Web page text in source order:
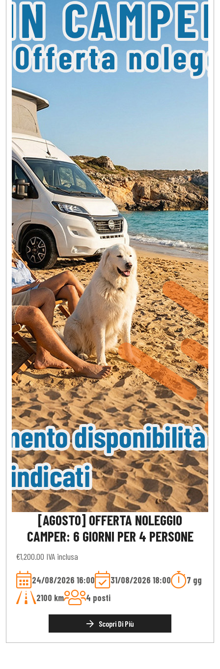
[AGOSTO] OFFERTA NOLEGGIO
CAMPER: 6 GIORNI PER 4 PERSONE
€1,200.00 IVA inclusa
24/08/2026 16:00 31/08/2026 18:00
7 gg
2100 km
4 posti
Scopri Di Più